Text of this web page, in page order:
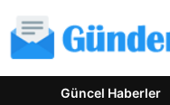
Güncel Haberler